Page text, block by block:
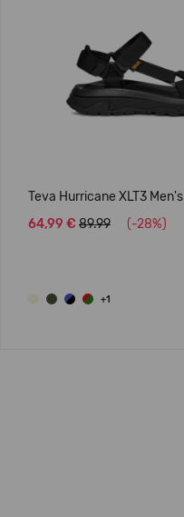
Teva Hurricane XLT3 Men's
64,99 € 89.99 (-28%)
+1